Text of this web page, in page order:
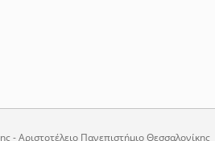
- Αριστοτέλειο Πανεπιστήμιο Θεσσαλονίκης